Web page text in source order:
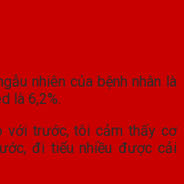
nhiên của bệnh nhân là
là 6,2%.
với trước, tôi cảm thấy cơ
đi tiểu nhiều được cải